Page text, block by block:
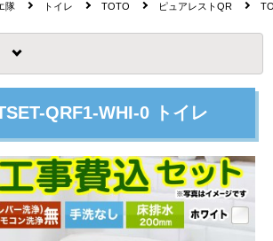
隊 トイレ TOTO ピュアレストQR
QRF1-WHI-0 トイレ